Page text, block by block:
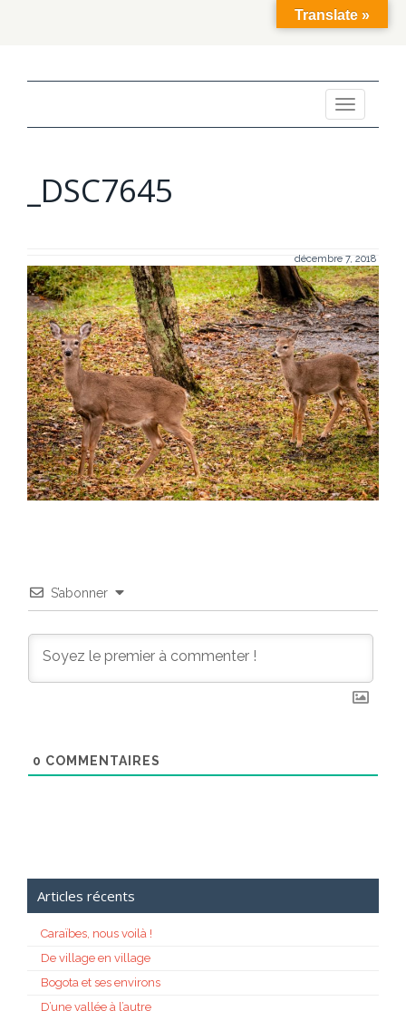
Toggle
navigation
_DSC7645
décembre 7, 2018
S’abonner
0 COMMENTAIRES
Articles récents
Caraïbes, nous voilà !
De village en village
Bogota et ses environs
D’une vallée à l’autre
Translate »